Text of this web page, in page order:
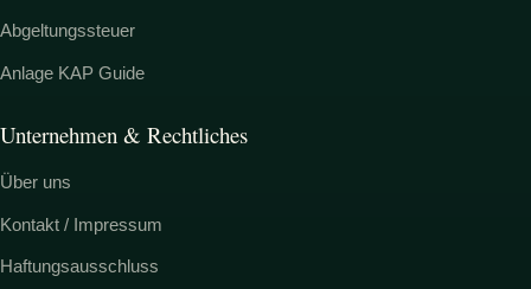
Abgeltungssteuer
Anlage KAP Guide
Unternehmen & Rechtliches
Über uns
Kontakt / Impressum
Haftungsausschluss